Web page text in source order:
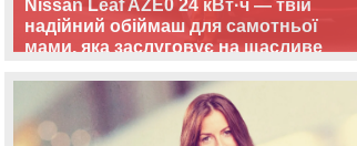
Nissan Leaf AZE0 24 кВт·ч — твій
надійний обіймаш для самотньої
мами, яка заслуговує на щасливе